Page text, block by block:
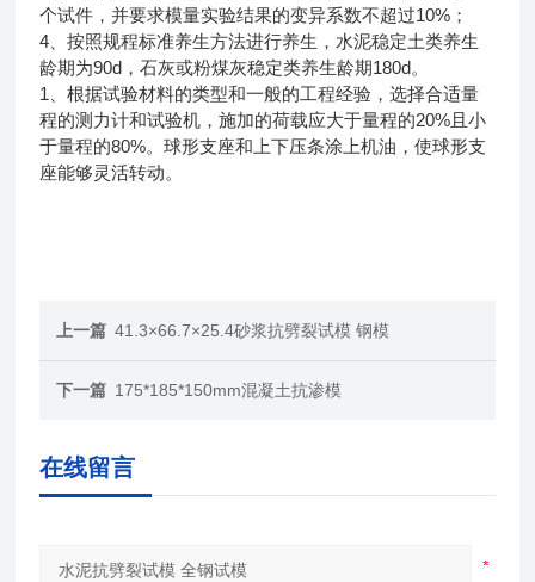
个试件，并要求模量实验结果的变异系数不超过10% ；
4 、按照规程标准养生方法进行养生，水泥稳定土类养生
龄期为90d ，石灰或粉煤灰稳定类养生龄期180d。
1 、根据试验材料的类型和一般的工程经验，选择合适量
程的测力计和试验机，施加的荷载应大于量程的20%且小
于量程的80%。球形支座和上下压条涂上机油，使球形支
座能够灵活转动。
上一篇 41.3×66.7×25.4砂浆抗劈裂试模 钢模
下一篇 175*185*150mm混凝土抗渗模
在线留言